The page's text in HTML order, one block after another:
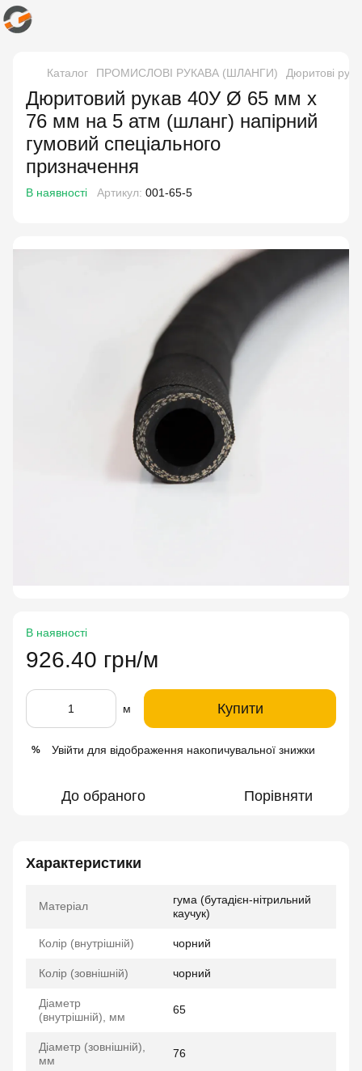
Каталог ПРОМИСЛОВІ РУКАВА (ШЛАНГИ) Дюритові
Дюритовий рукав 40У Ø 65 мм x
76 мм на 5 атм (шланг) напірний
гумовий спеціального
призначення
В наявності Артикул: 001-65-5
В наявності
926.40 грн/м
м Купити
% Увійти для відображення накопичувальної знижки
До обраного Порівняти
Характеристики
Матеріал
гума (бутадієн-нітрильний
каучук)
Колір (внутрішній) чорний
Колір (зовнішній) чорний
Діаметр
(внутрішній), мм
65
Діаметр (зовнішній),
мм
76